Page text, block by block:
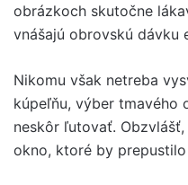
obrázkoch skutočne
vnášajú obrovskú dávku
Nikomu však netreba
kúpeľňu, výber tmavého
neskôr ľutovať.
okno, ktoré by